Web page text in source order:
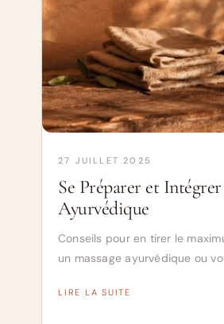
27 JUILLET 2025
Se Préparer et
Ayurvédique
Conseils pour en tirer le
un massage ayurvédique ou
LIRE LA SUITE